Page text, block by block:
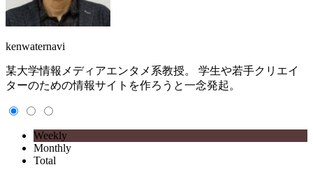
kenwaternavi
某大学情報メディアエンタメ系教授。 学生や若手クリエイ
ターのための情報サイトを作ろうと一念発起。
Weekly
Monthly
Total